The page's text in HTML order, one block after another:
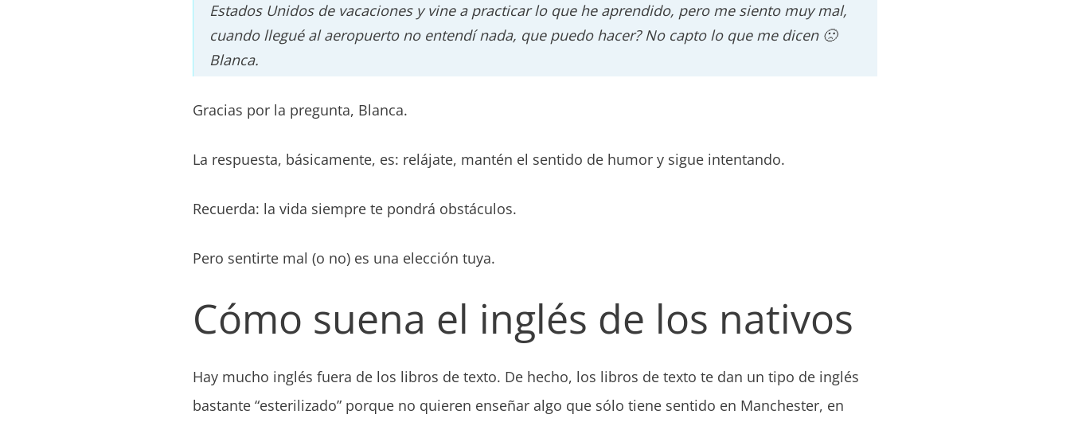
Estados Unidos de vacaciones y vine a practicar lo que he aprendido, pero me siento muy mal,
cuando llegué al aeropuerto no entendí nada, que puedo hacer? No capto lo que me dicen 🙁
Blanca.
Gracias por la pregunta, Blanca.
La respuesta, básicamente, es: relájate, mantén el sentido de humor y sigue intentando.
Recuerda: la vida siempre te pondrá obstáculos.
Pero sentirte mal (o no) es una elección tuya.
Cómo suena el inglés de los nativos
Hay mucho inglés fuera de los libros de texto. De hecho, los libros de texto te dan un tipo de inglés
bastante “esterilizado” porque no quieren enseñar algo que sólo tiene sentido en Manchester, en